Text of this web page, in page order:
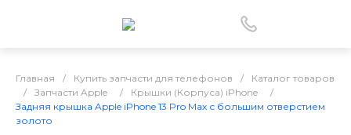
Главная / Купить запчасти для телефонов /
Каталог товаров
/
Запчасти Apple / Крышки (Корпуса) iPhone
/
Задняя крышка Apple iPhone 13 Pro Max с большим отверстием
золото